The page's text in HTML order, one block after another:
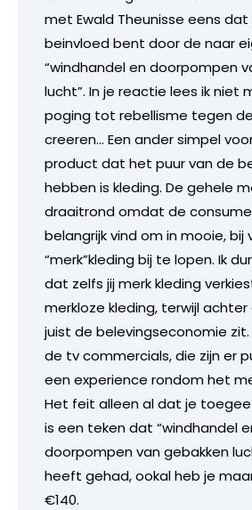
met Ewald Theunisse eens dat
beinvloed bent door de naar
“windhandel en doorpompen
lucht”. In je reactie lees ik niet
poging tot rebellisme tegen
creeren… Een ander simpel
product dat het puur van de
hebben is kleding. De gehele
draaitrond omdat de
belangrijk vind om in mooie, bij
“merk”kleding bij te lopen. Ik
dat zelfs jij merk kleding
merkloze kleding, terwijl
juist de belevingseconomie zit.
de tv commercials, die zijn er
een experience rondom het
Het feit alleen al dat je
is een teken dat “windhandel
doorpompen van gebakken
heeft gehad, ookal heb je
€140.